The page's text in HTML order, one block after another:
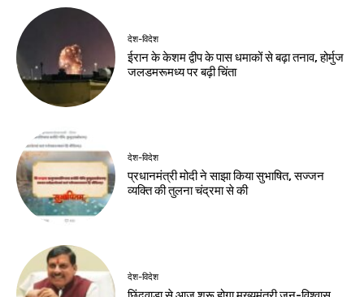
देश-विदेश
ईरान के केशम द्वीप के पास धमाकों से बढ़ा तनाव, होर्मुज
जलडमरूमध्य पर बढ़ी चिंता
देश-विदेश
प्रधानमंत्री मोदी ने साझा किया सुभाषित, सज्जन
व्यक्ति की तुलना चंद्रमा से की
देश-विदेश